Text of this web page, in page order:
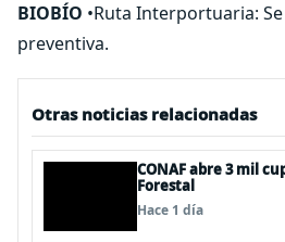
BIOBÍO •Ruta Interportuaria:
preventiva.
Otras noticias relacionadas
CONAF abre 3 mil
Forestal
Hace 1 día